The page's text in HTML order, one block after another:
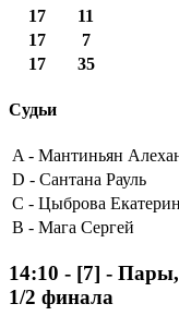
17
11
17
7
17
35
Судьи
A - Мантиньян
D - Сантана Рауль
C - Цыброва
B - Мага Сергей
14:10 - [7] - Пары,
1/2 финала